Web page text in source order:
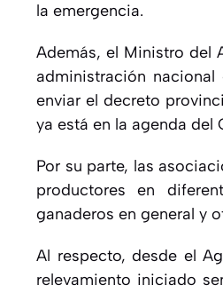
la emergencia.
Además, el Ministro del
administración
enviar el decreto
ya está en la agenda del
Por su parte, las
productores en
ganaderos en general y
Al respecto, desde el
relevamiento iniciado